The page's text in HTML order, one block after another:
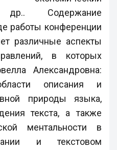
Содержание
работы конференции
различные аспекты
в которых
Александровна:
описания и
природы языка,
текста, а также
ментальности в
и текстовом